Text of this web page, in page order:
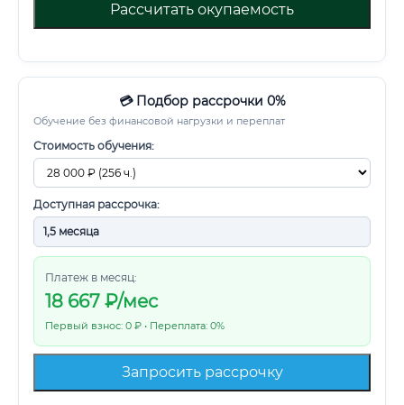
Рассчитать окупаемость
💳 Подбор рассрочки 0%
Обучение без финансовой нагрузки и переплат
Стоимость обучения:
Доступная рассрочка:
Платеж в месяц:
18 667 ₽/мес
Первый взнос: 0 ₽ • Переплата: 0%
Запросить рассрочку